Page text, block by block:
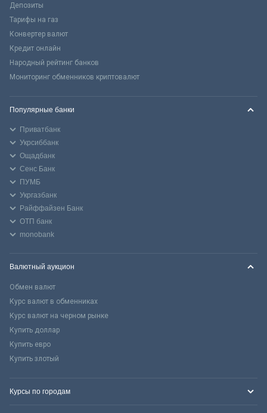
Депозиты
Тарифы на газ
Конвертер валют
Кредит онлайн
Народный рейтинг банков
Мониторинг обменников криптовалют
Популярные банки
Приватбанк
Укрсиббанк
Ощадбанк
Сенс Банк
ПУМБ
Укргазбанк
Райффайзен Банк
ОТП банк
monobank
Валютный аукцион
Обмен валют
Курс валют в обменниках
Курс валют на черном рынке
Купить доллар
Купить евро
Купить злотый
Курсы по городам